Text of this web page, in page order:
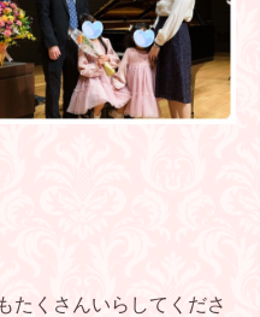
たくさんいらしてくださ